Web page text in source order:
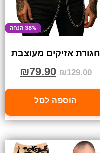
38% הנחה
חגורת אזיקים מעוצבת
₪129.00
₪79.90
הוספה לסל